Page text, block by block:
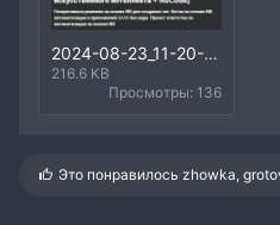
2024-08-23_11-20-45.png
216.6 KB
Просмотры: 136
С
Это понравилосьzhowka,